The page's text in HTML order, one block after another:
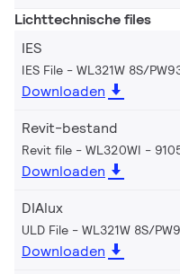
Lichttechnische files
IES
IES File - WL321W 8S/
Downloaden
Revit-bestand
Revit file - WL320WI -
Downloaden
DIAlux
ULD File - WL321W 8S/
Downloaden